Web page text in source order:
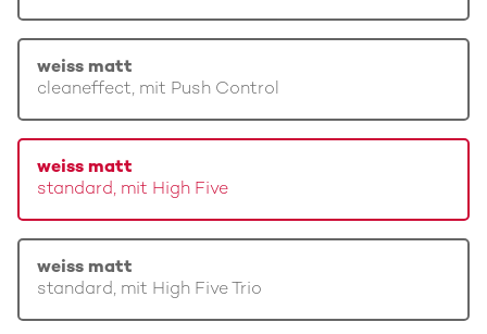
weiss matt
cleaneffect, mit Push Control
weiss matt
standard, mit High Five
weiss matt
standard, mit High Five Trio